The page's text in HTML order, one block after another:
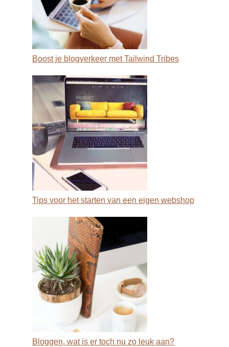
Boost je blogverkeer met Tailwind Tribes
Tips voor het starten van een eigen webshop
Bloggen, wat is er toch nu zo leuk aan?